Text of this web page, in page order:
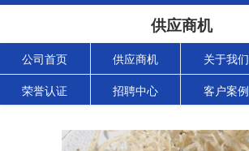
供应商机
公司首页 供应商机 关于我们
荣誉认证 招聘中心 客户案例